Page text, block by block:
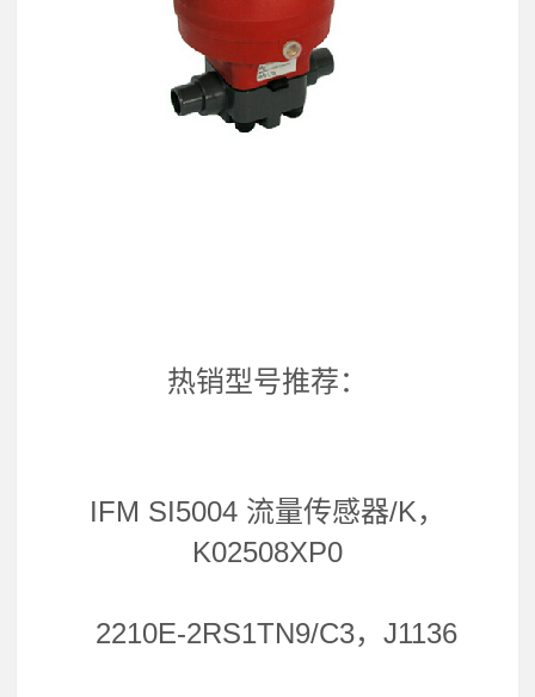
热销型号推荐：
IFM SI5004 流量传感器/K，
K02508XP0
2210E-2RS1TN9/C3，J1136